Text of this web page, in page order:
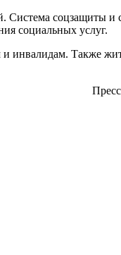
соцзащиты и
социальных услуг.
инвалидам. Также